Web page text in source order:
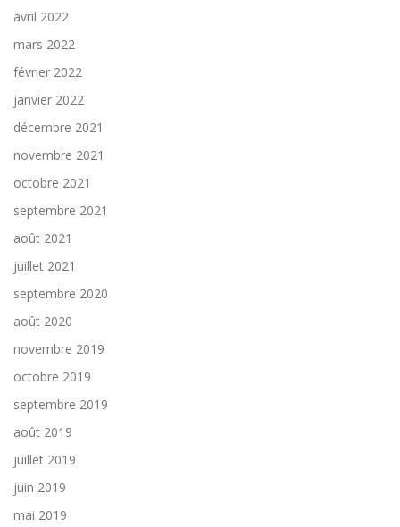
avril 2022
mars 2022
février 2022
janvier 2022
décembre 2021
novembre 2021
octobre 2021
septembre 2021
août 2021
juillet 2021
septembre 2020
août 2020
novembre 2019
octobre 2019
septembre 2019
août 2019
juillet 2019
juin 2019
mai 2019